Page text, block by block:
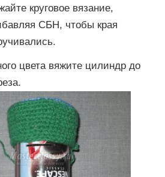
круговое вязание,
СБН, чтобы края
цвета вяжите цилиндр до